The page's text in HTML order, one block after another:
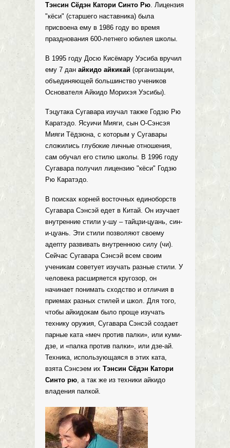
Тэнсин Сёдэн Катори Синто Рю . Лицензия
"кёси" (старшего наставника) была
присвоена ему в 1986 году во время
празднования 600-летнего юбилея школы.
В 1995 году Досю Кисёмару Уэсиба вручил
ему 7 дан айкидо айкикай (организации,
объединяющей большинство учеников
Основателя Айкидо Морихэя Уэсибы).
Тэцутака Сугавара изучал также Годзю Рю
Каратэдо. Ясуичи Мияги, сын О-Сэнсэя
Мияги Тёдзюна, с которым у Сугавары
сложились глубокие личные отношения,
сам обучал его стилю школы. В 1996 году
Сугавара получил лицензию "кёси" Годзю
Рю Каратэдо.
В поисках корней восточных единоборств
Сугавара Сэнсэй едет в Китай. Он изучает
внутренние стили у-шу – тайцзи-цуань, син-
и-цуань. Эти стили позволяют своему
адепту развивать внутреннюю силу (чи).
Сейчас Сугавара Сэнсэй всем своим
ученикам советует изучать разные стили. У
человека расширяется кругозор, он
начинает понимать сходство и отличия в
приемах разных стилей и школ. Для того,
чтобы айкидокам было проще изучать
технику оружия, Сугавара Сэнсэй создает
парные ката «меч против палки», или куми-
дзе, и «палка против палки», или дзе-ай.
Техника, использующаяся в этих ката,
взята Сэнсэем их Тэнсин Сёдэн Катори
Синто рю , а так же из техники айкидо
владения палкой.